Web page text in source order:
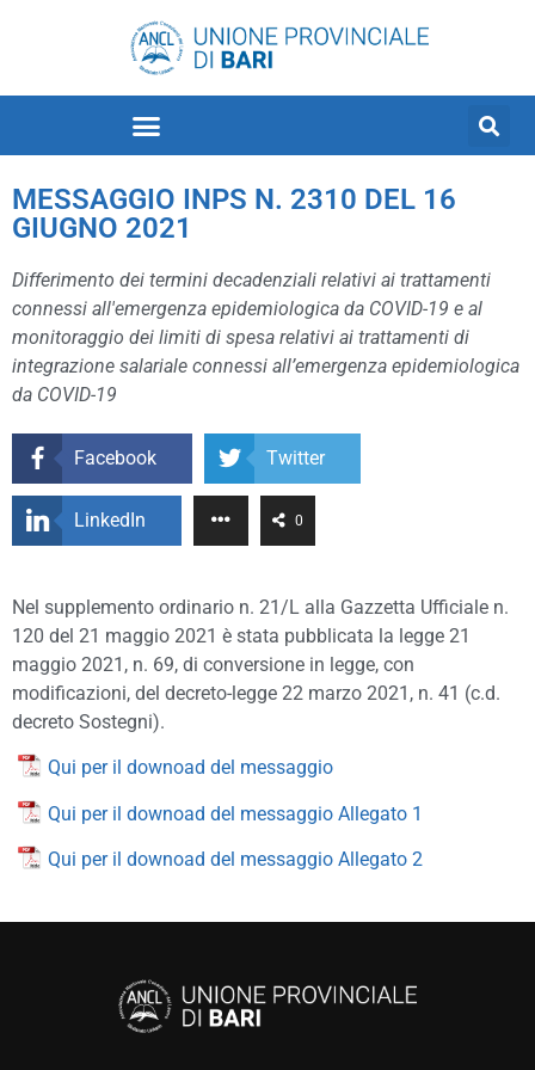
MESSAGGIO INPS N. 2310 DEL 16
GIUGNO 2021
Differimento dei termini decadenziali relativi ai trattamenti
connessi all'emergenza epidemiologica da COVID-19 e al
monitoraggio dei limiti di spesa relativi ai trattamenti di
integrazione salariale connessi all’emergenza epidemiologica
da COVID-19
Facebook Twitter
LinkedIn 0
Nel supplemento ordinario n. 21/L alla Gazzetta Ufficiale n.
120 del 21 maggio 2021 è stata pubblicata la legge 21
maggio 2021, n. 69, di conversione in legge, con
modificazioni, del decreto-legge 22 marzo 2021, n. 41 (c.d.
decreto Sostegni).
Qui per il downoad del messaggio
Qui per il downoad del messaggio Allegato 1
Qui per il downoad del messaggio Allegato 2